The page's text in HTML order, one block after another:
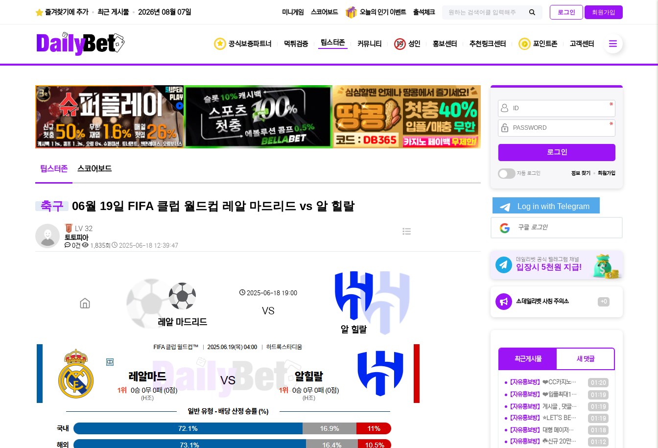
즐겨찾기에 추가 최근 게시물 2026년 08월 07일 미니게임 스코어보드 오늘의 인기 이벤트 출석체크
체
검
로그인 회원가입
공식보증파트너 먹튀검증 팁스터존 커뮤니티 성인 홍보센터 추천링크센터 포인트존 고객센터
회
원
아
이
디
필
비
밀
번
필
자동 로그인 정보 찾기 회원가입
셜
로
그
구글 로그인
데일리벳 공식 텔레그램 채널
입장시 5천원 지급!
⚠️데일리벳 사칭 주의⚠️ +0
최근게시물 새 댓글
【자유홍보방】 ❤️CC️카지노+주실장❤️이벤트 및 01:20
【자유홍보방】 ❤️️입플최대100%❤️✨억대보증 C 01:19
【자유홍보방】 ️️게시글 , 댓글만 달아도 현금화가 01:19
【자유홍보방】 ⭐️LET'S BET 렛츠벳 - 테더 01:19
【자유홍보방】 ️️대형 메이저계열사에서 TM직원 모 01:18
【자유홍보방】 ☘️️신규 20만원 당첨쿠폰 수령하세 01:12
팁스터존 스코어보드
축구 06월 19일 FIFA 클럽 월드컵 레알 마드리드 vs 알 힐랄
페
이
지
LV 32
토토피아
댓
글
0건 조
회
1,835회 작
성
2025-06-18 12:39:47
레알 마드리드
2025-06-18 19:00
VS
알 힐랄